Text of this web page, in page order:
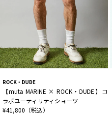
ROCK・DUDE
【muta MARINE × ROCK・DUDE】コ
ラボユーティリティショーツ
¥41,800（税込）